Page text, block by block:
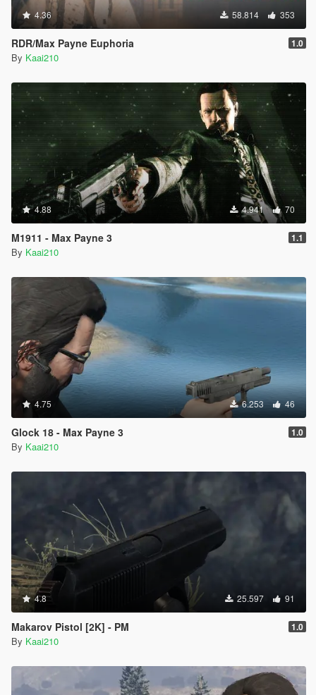
4.36 58.814 353
RDR/Max Payne Euphoria 1.0
By Kaai210
4.88 4.941 70
M1911 - Max Payne 3 1.1
By Kaai210
4.75 6.253 46
Glock 18 - Max Payne 3 1.0
By Kaai210
4.8 25.597 91
Makarov Pistol [2K] - PM 1.0
By Kaai210